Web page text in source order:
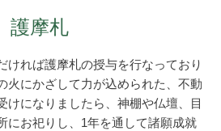
護摩札
ければ護摩札の授与を行なっており
火にかざして力が込められた、不動
けになりましたら、神棚や仏壇、目
にお祀りし、1年を通して諸願成就